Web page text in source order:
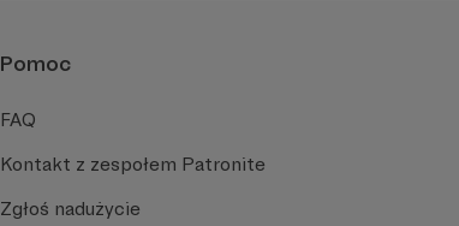
Pomoc
FAQ
Kontakt z zespołem Patronite
Zgłoś nadużycie